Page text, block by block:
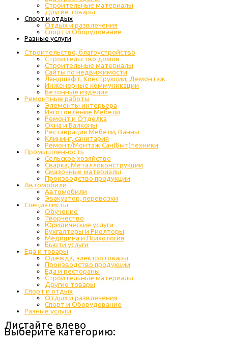
Строительные материалы
Другие товары
Спорт и отдых
Отдых и развлечения
Спорт и Оборудование
Разные услуги
Строительство, благоустройство
Строительство домов
Строительные материалы
Сайты по недвижимости
Ландшафт, Конструкции, Демонтаж
Инженерные коммуникации
Бетонные изделия
Ремонтные работы
Элементы интерьера
Изготовление Мебели
Ремонт и Отделка
Окна и Балконы
Реставрация Мебели, Ванны
Клининг, санитария
Ремонт/Монтаж Сан(Быт)техники
Промышленность
Cельское хозяйство
Сварка, Металлоконструкции
Cмазочные материалы
Производство продукции
Автомобили
Автомобили
Эвакуатор, перевозки
Специалисты
Обучение
Творчество
Юридические услуги
Бухгалтеры и Риелторы
Медицина и Психология
Бьюти услуги
Еда и товары
Одежда, электротовары
Производство продукции
Еда и рестораны
Строительные материалы
Другие товары
Спорт и отдых
Отдых и развлечения
Спорт и Оборудование
Разные услуги
Листайте влево
Выберите категорию: